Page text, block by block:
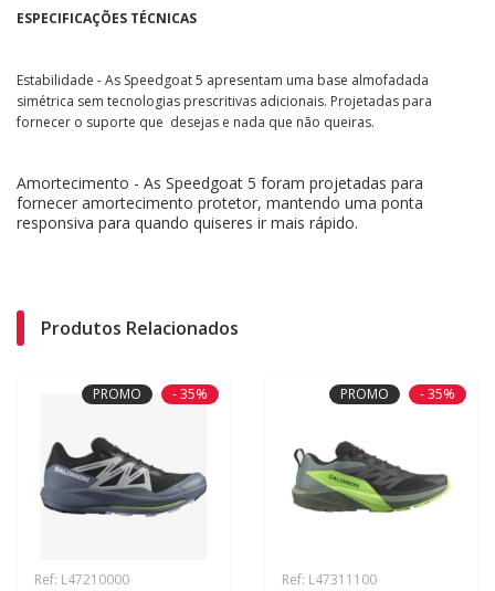
ESPECIFICAÇÕES TÉCNICAS
Estabilidade - As Speedgoat 5 apresentam uma base almofadada
simétrica sem tecnologias prescritivas adicionais. Projetadas para
fornecer o suporte que desejas e nada que não queiras.
Amortecimento - As Speedgoat 5 foram projetadas para
fornecer amortecimento protetor, mantendo uma ponta
responsiva para quando quiseres ir mais rápido.
Produtos Relacionados
PROMO - 35%
Ref: L47210000
PROMO - 35%
Ref: L47311100